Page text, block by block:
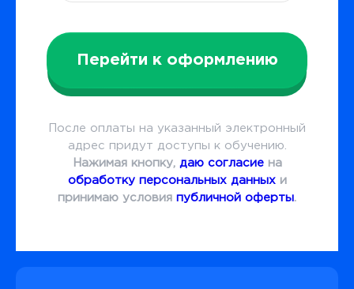
Перейти к оформлению
После оплаты на указанный электронный
адрес придут доступы к обучению.
Нажимая кнопку, даю согласиена
обработку персональных данныхи
принимаю условия публичной оферты.